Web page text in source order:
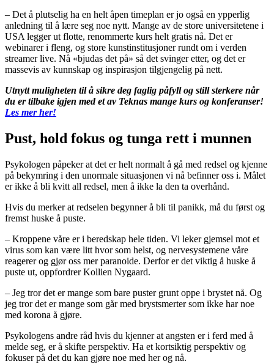
– Det å plutselig ha en helt åpen timeplan er jo også en ypperlig
anledning til å lære seg noe nytt. Mange av de store universitetene i
USA legger ut flotte, renommerte kurs helt gratis nå. Det er
webinarer i fleng, og store kunstinstitusjoner rundt om i verden
streamer live. Nå «bjudas det på» så det svinger etter, og det er
massevis av kunnskap og inspirasjon tilgjengelig på nett.
Utnytt muligheten til å sikre deg faglig påfyll og still sterkere når
du er tilbake igjen med et av Teknas mange kurs og konferanser!
Les mer her!
Pust, hold fokus og tunga rett i munnen
Psykologen påpeker at det er helt normalt å gå med redsel og kjenne
på bekymring i den unormale situasjonen vi nå befinner oss i. Målet
er ikke å bli kvitt all redsel, men å ikke la den ta overhånd.
Hvis du merker at redselen begynner å bli til panikk, må du først og
fremst huske å puste.
– Kroppene våre er i beredskap hele tiden. Vi leker gjemsel mot et
virus som kan være litt hvor som helst, og nervesystemene våre
reagerer og gjør oss mer paranoide. Derfor er det viktig å huske å
puste ut, oppfordrer Kollien Nygaard.
– Jeg tror det er mange som bare puster grunt oppe i brystet nå. Og
jeg tror det er mange som går med brystsmerter som ikke har noe
med korona å gjøre.
Psykologens andre råd hvis du kjenner at angsten er i ferd med å
melde seg, er å skifte perspektiv. Ha et kortsiktig perspektiv og
fokuser på det du kan gjøre noe med her og nå.